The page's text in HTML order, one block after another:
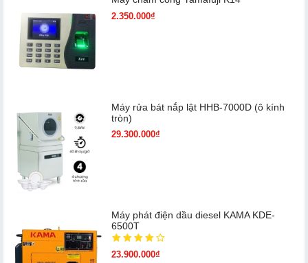
2.350.000₫
Máy rửa bát nắp lật HHB-7000D (ô kính
tròn)
29.300.000₫
Máy phát điện dầu diesel KAMA KDE-
6500T
23.900.000₫